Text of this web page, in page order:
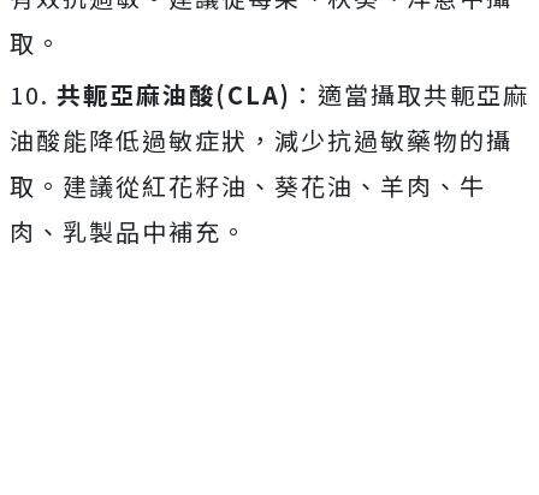
取。
10. 共軛亞麻油酸(CLA) ：適當攝取共軛亞麻
油酸能降低過敏症狀，減少抗過敏藥物的攝
取。建議從紅花籽油、葵花油、羊肉、牛
肉、乳製品中補充。